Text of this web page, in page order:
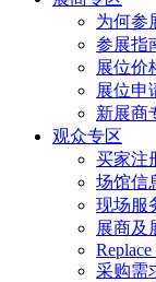
为何参
参展指
展位价
展位申
新展商
观众专区
买家注
场馆信
现场服
展商及
采购需